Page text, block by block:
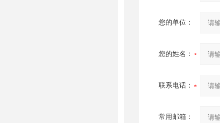
您的单位：
您的姓名：
联系电话：
常用邮箱：